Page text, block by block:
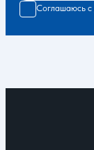
Соглашаюсь с